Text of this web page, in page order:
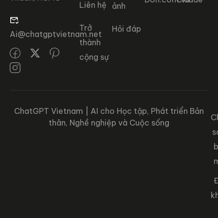
Ai@chatgptvietnam.net
Liên hệ
Trở
thành
cộng sự
ảnh
Hỏi đáp
ChatGPT Vietnam | AI cho Học tập, Phát triển Bản
thân, Nghề nghiệp và Cuộc sống